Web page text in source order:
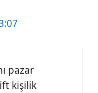
pazar
kişilik